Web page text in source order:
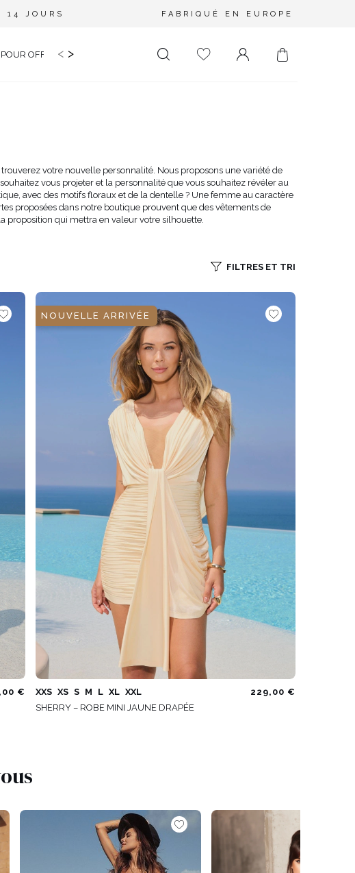
14 JOURS FABRIQUÉ EN EUROPE
MIDI
MAXI
DANS LE DOS
CARRÉ
ENVELOPPE
DIAMANT
CARMEN
VOIR TOUS
POUR OFFRIR MARIAGE PLUS SIZE SALE
< >
votre nouvelle personnalité. Nous proposons une variété de
vous projeter et la personnalité que vous souhaitez révéler au
avec des motifs floraux et de la dentelle ? Une femme au caractère
proposées dans notre boutique prouvent que des vêtements de
proposition qui mettra en valeur votre silhouette.
FILTRES ET TRI
€
NOUVELLE ARRIVÉE
XXS XS S M L XL XXL
229,00 €
SHERRY – ROBE MINI JAUNE DRAPÉE